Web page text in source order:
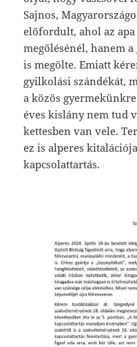
Sajnos,
előfordult, ahol az apa
megölésénél, hanem
is megölte. Emiatt
gyilkolási szándékát,
a közös
éves kislány nem tud
kettesben van vele.
ez is alperes
kapcsolattartás.